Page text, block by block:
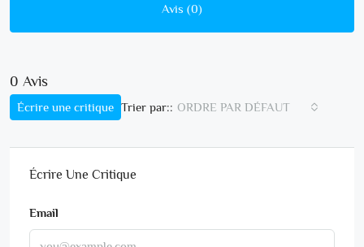
Avis (0)
0 Avis
Trier par:: ORDRE PAR DÉFAUT
Écrire une critique
Écrire Une Critique
Email